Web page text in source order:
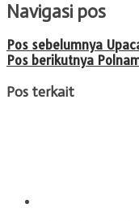
Navigasi pos
Pos sebelumnya
Pos berikutnya
Pos terkait